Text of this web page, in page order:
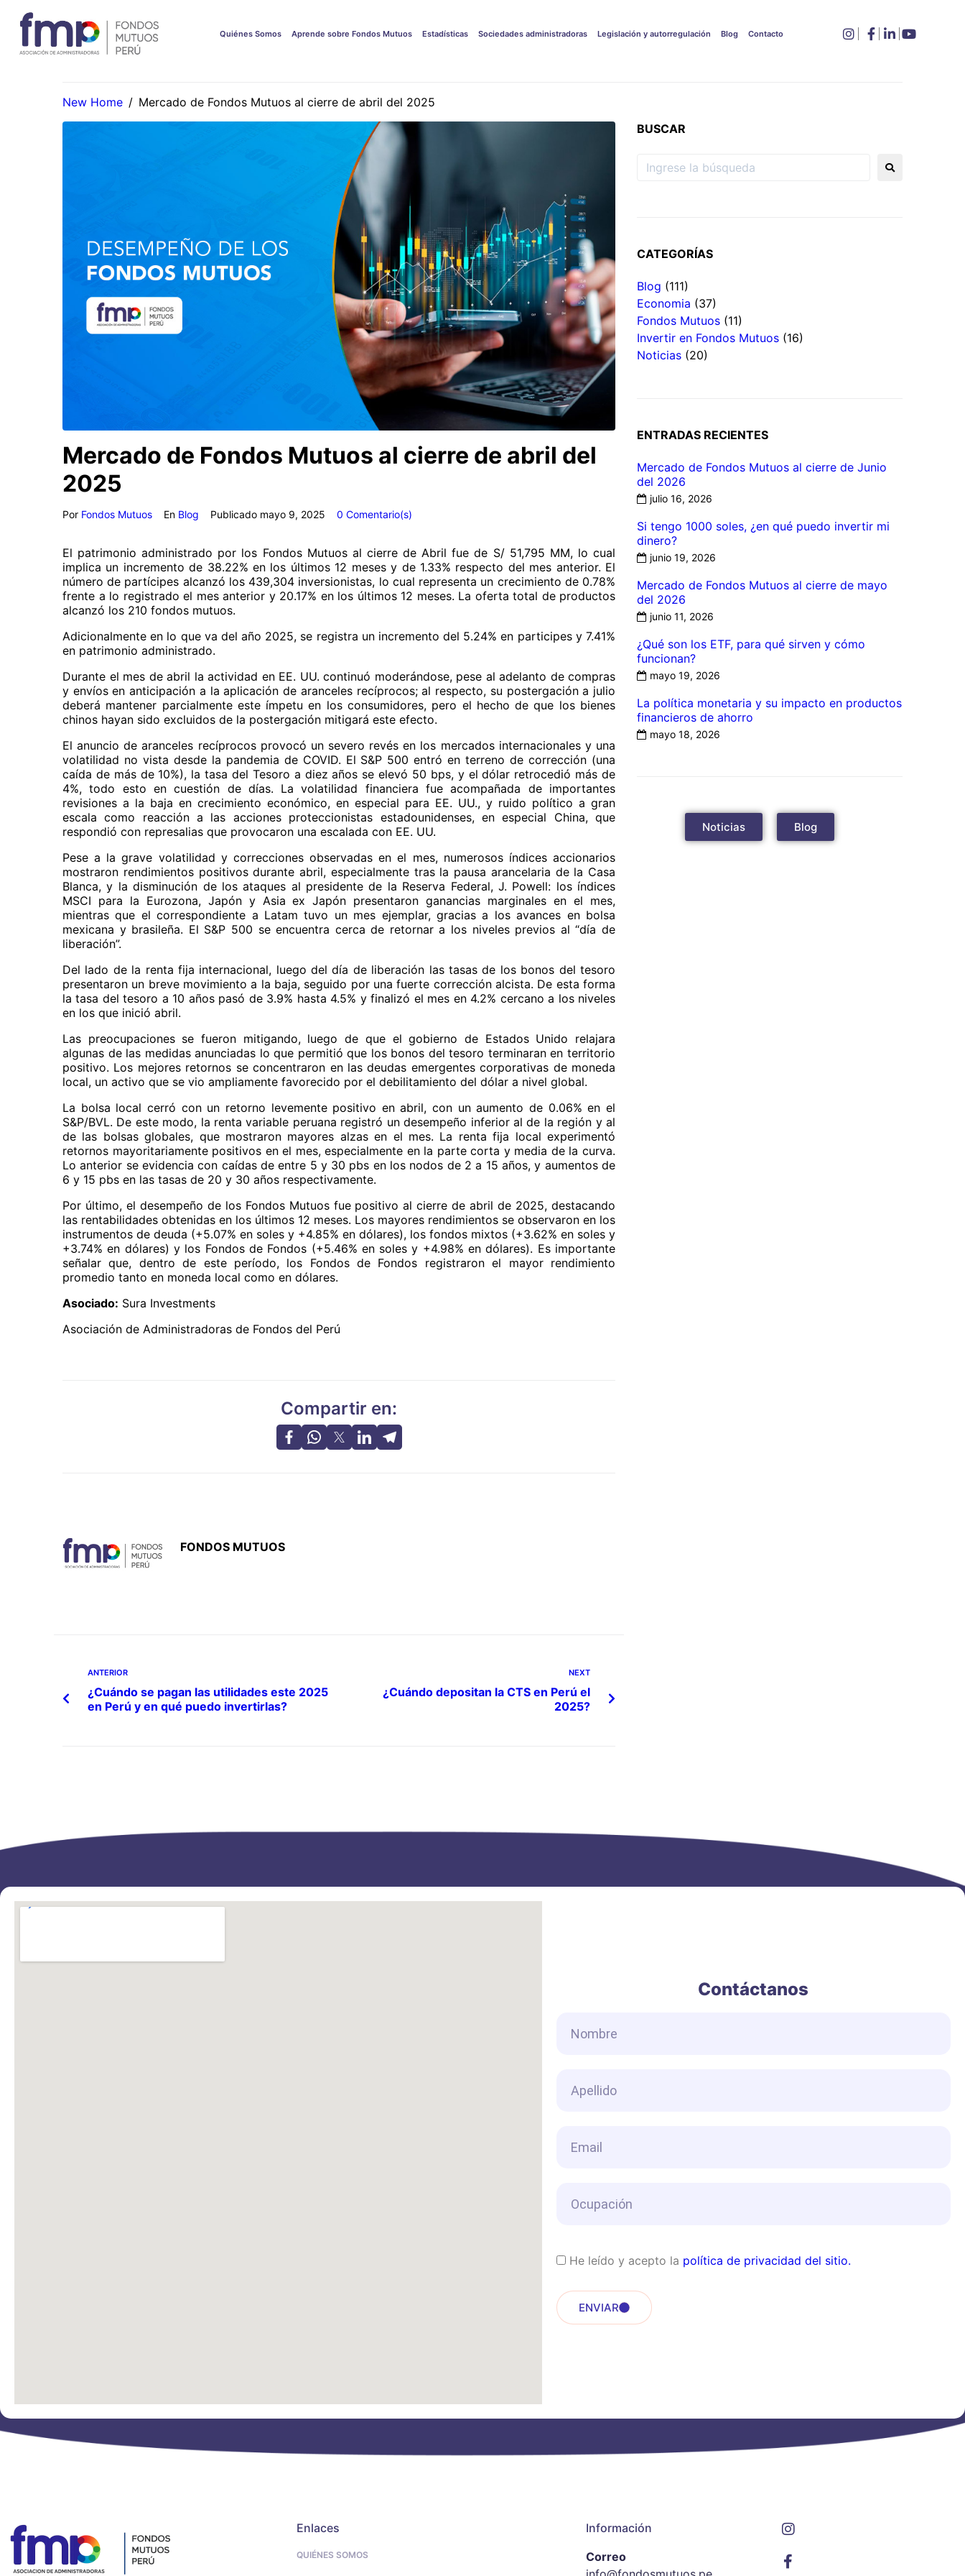
Quiénes Somos Aprende sobre Fondos Mutuos Estadísticas Sociedades administradoras Legislación y autorregulación Blog Contacto
New Home / Mercado de Fondos Mutuos al cierre de abril del 2025
Mercado de Fondos Mutuos al cierre de abril del
2025
Por Fondos Mutuos En Blog Publicado mayo 9, 2025 0 Comentario(s)
El patrimonio administrado por los Fondos Mutuos al cierre de Abril fue de S/ 51,795 MM, lo cual
implica un incremento de 38.22% en los últimos 12 meses y de 1.33% respecto del mes anterior. El
número de partícipes alcanzó los 439,304 inversionistas, lo cual representa un crecimiento de 0.78%
frente a lo registrado el mes anterior y 20.17% en los últimos 12 meses. La oferta total de productos
alcanzó los 210 fondos mutuos.
Adicionalmente en lo que va del año 2025, se registra un incremento del 5.24% en participes y 7.41%
en patrimonio administrado.
Durante el mes de abril la actividad en EE. UU. continuó moderándose, pese al adelanto de compras
y envíos en anticipación a la aplicación de aranceles recíprocos; al respecto, su postergación a julio
deberá mantener parcialmente este ímpetu en los consumidores, pero el hecho de que los bienes
chinos hayan sido excluidos de la postergación mitigará este efecto.
El anuncio de aranceles recíprocos provocó un severo revés en los mercados internacionales y una
volatilidad no vista desde la pandemia de COVID. El S&P 500 entró en terreno de corrección (una
caída de más de 10%), la tasa del Tesoro a diez años se elevó 50 bps, y el dólar retrocedió más de
4%, todo esto en cuestión de días. La volatilidad financiera fue acompañada de importantes
revisiones a la baja en crecimiento económico, en especial para EE. UU., y ruido político a gran
escala como reacción a las acciones proteccionistas estadounidenses, en especial China, que
respondió con represalias que provocaron una escalada con EE. UU.
Pese a la grave volatilidad y correcciones observadas en el mes, numerosos índices accionarios
mostraron rendimientos positivos durante abril, especialmente tras la pausa arancelaria de la Casa
Blanca, y la disminución de los ataques al presidente de la Reserva Federal, J. Powell: los índices
MSCI para la Eurozona, Japón y Asia ex Japón presentaron ganancias marginales en el mes,
mientras que el correspondiente a Latam tuvo un mes ejemplar, gracias a los avances en bolsa
mexicana y brasileña. El S&P 500 se encuentra cerca de retornar a los niveles previos al “día de
liberación”.
Del lado de la renta fija internacional, luego del día de liberación las tasas de los bonos del tesoro
presentaron un breve movimiento a la baja, seguido por una fuerte corrección alcista. De esta forma
la tasa del tesoro a 10 años pasó de 3.9% hasta 4.5% y finalizó el mes en 4.2% cercano a los niveles
en los que inició abril.
Las preocupaciones se fueron mitigando, luego de que el gobierno de Estados Unido relajara
algunas de las medidas anunciadas lo que permitió que los bonos del tesoro terminaran en territorio
positivo. Los mejores retornos se concentraron en las deudas emergentes corporativas de moneda
local, un activo que se vio ampliamente favorecido por el debilitamiento del dólar a nivel global.
La bolsa local cerró con un retorno levemente positivo en abril, con un aumento de 0.06% en el
S&P/BVL. De este modo, la renta variable peruana registró un desempeño inferior al de la región y al
de las bolsas globales, que mostraron mayores alzas en el mes. La renta fija local experimentó
retornos mayoritariamente positivos en el mes, especialmente en la parte corta y media de la curva.
Lo anterior se evidencia con caídas de entre 5 y 30 pbs en los nodos de 2 a 15 años, y aumentos de
6 y 15 pbs en las tasas de 20 y 30 años respectivamente.
Por último, el desempeño de los Fondos Mutuos fue positivo al cierre de abril de 2025, destacando
las rentabilidades obtenidas en los últimos 12 meses. Los mayores rendimientos se observaron en los
instrumentos de deuda (+5.07% en soles y +4.85% en dólares), los fondos mixtos (+3.62% en soles y
+3.74% en dólares) y los Fondos de Fondos (+5.46% en soles y +4.98% en dólares). Es importante
señalar que, dentro de este período, los Fondos de Fondos registraron el mayor rendimiento
promedio tanto en moneda local como en dólares.
Asociado: Sura Investments
Asociación de Administradoras de Fondos del Perú
Compartir en:
FONDOS MUTUOS
ANTERIOR
¿Cuándo se pagan las utilidades este 2025
en Perú y en qué puedo invertirlas?
NEXT
¿Cuándo depositan la CTS en Perú el
2025?
BUSCAR
CATEGORÍAS
Blog (111)
Economia (37)
Fondos Mutuos (11)
Invertir en Fondos Mutuos (16)
Noticias (20)
ENTRADAS RECIENTES
Mercado de Fondos Mutuos al cierre de Junio
del 2026
julio 16, 2026
Si tengo 1000 soles, ¿en qué puedo invertir mi
dinero?
junio 19, 2026
Mercado de Fondos Mutuos al cierre de mayo
del 2026
junio 11, 2026
¿Qué son los ETF, para qué sirven y cómo
funcionan?
mayo 19, 2026
La política monetaria y su impacto en productos
financieros de ahorro
mayo 18, 2026
Noticias Blog
Contáctanos
He leído y acepto la política de privacidad del sitio.
ENVIAR
Enlaces
QUIÉNES SOMOS
Información
Correo